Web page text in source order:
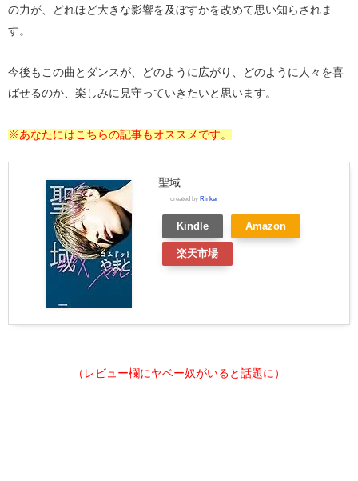
の力が、どれほど大きな影響を及ぼすかを改めて思い知らされま
す。
今後もこの曲とダンスが、どのように広がり、どのように人々を喜
ばせるのか、楽しみに見守っていきたいと思います。
※あなたにはこちらの記事もオススメです。
聖域
created by Rinker
Kindle Amazon
楽天市場
（レビュー欄にヤベー奴がいると話題に）